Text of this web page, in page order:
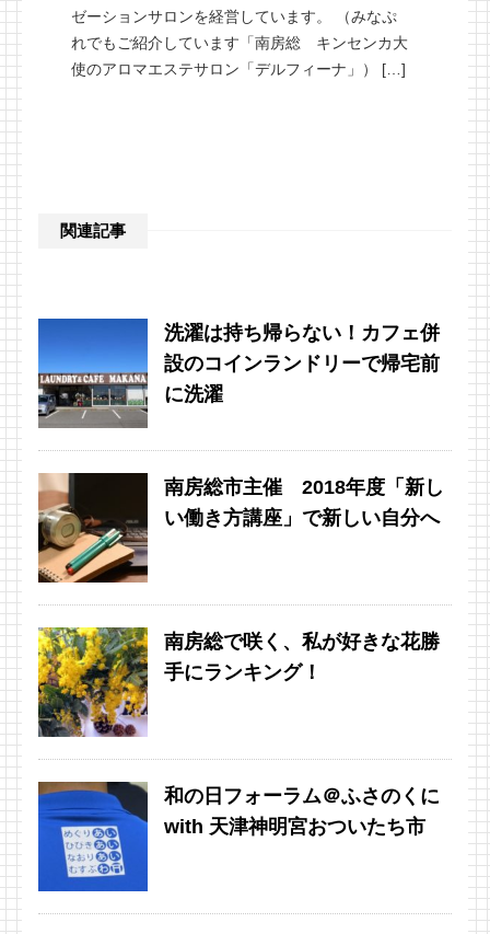
ゼーションサロンを経営しています。 （みなぷ
れでもご紹介しています「南房総 キンセンカ大
使のアロマエステサロン「デルフィーナ」） […]
関連記事
洗濯は持ち帰らない！カフェ併
設のコインランドリーで帰宅前
に洗濯
南房総市主催 2018年度「新し
い働き方講座」で新しい自分へ
南房総で咲く、私が好きな花勝
手にランキング！
和の日フォーラム＠ふさのくに
with 天津神明宮おついたち市